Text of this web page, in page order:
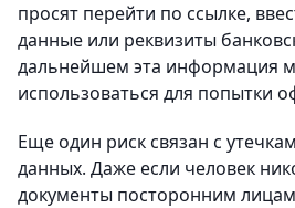
просят перейти по ссылке,
данные или реквизиты
дальнейшем эта информация
использоваться для попытки
Еще один риск связан с
данных. Даже если человек
документы посторонним